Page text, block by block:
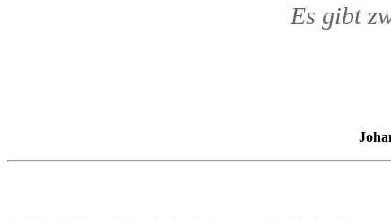
Es gibt